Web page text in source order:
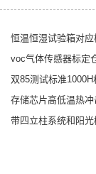
voc气体传感器标定
双85测试标准
存储芯片高低温热
带四立柱系统和阳